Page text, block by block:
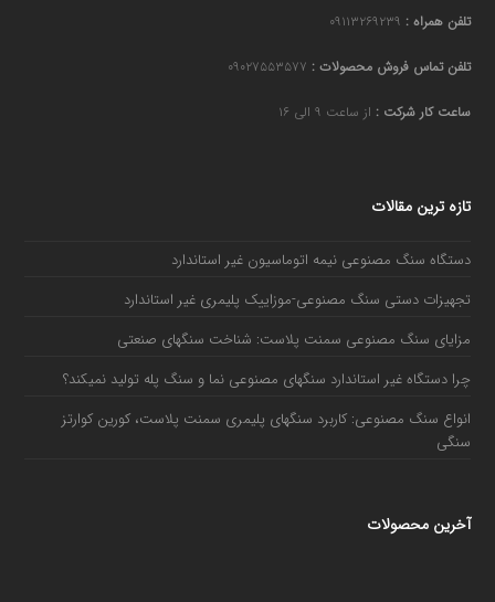
تلفن همراه :
تلفن تماس فروش محصولات :
ساعت کار شرکت : از ساعت ۹ الی ۱۶
تازه ترین مقالات
دستگاه سنگ مصنوعی نیمه اتوماسیون غیر استاندارد
تجهیزات دستی سنگ مصنوعی-موزاییک پلیمری غیر استاندارد
مزایای سنگ مصنوعی سمنت پلاست: شناخت سنگهای صنعتی
چرا دستگاه غیر استاندارد سنگهای مصنوعی نما و سنگ پله تولید نمیکند؟
انواع سنگ مصنوعی: کاربرد سنگهای پلیمری سمنت پلاست، کورین کوارتز
سنگی
آخرین محصولات